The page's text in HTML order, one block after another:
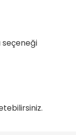
seçeneği